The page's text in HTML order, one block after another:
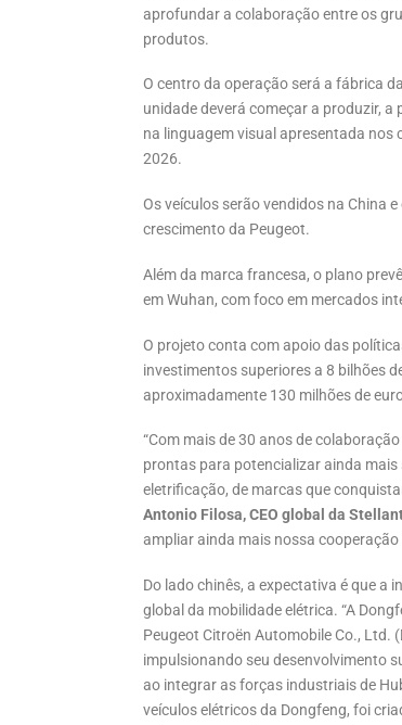
aprofundar a colaboração entre os
produtos.
O centro da operação será a fábrica
unidade deverá começar a produzir,
na linguagem visual apresentada nos
2026.
Os veículos serão vendidos na China
crescimento da Peugeot.
Além da marca francesa, o plano
em Wuhan, com foco em mercados
O projeto conta com apoio das
investimentos superiores a 8 bilhões
aproximadamente 130 milhões de
“Com mais de 30 anos de
prontas para potencializar ainda
eletrificação, de marcas que
Antonio Filosa, CEO global da
ampliar ainda mais nossa cooperação
Do lado chinês, a expectativa é que a
global da mobilidade elétrica. “A
Peugeot Citroën Automobile Co., Ltd.
impulsionando seu desenvolvimento
ao integrar as forças industriais de
veículos elétricos da Dongfeng, foi